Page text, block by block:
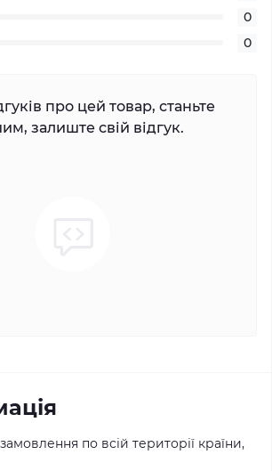
0
0
про цей товар, станьте
залиште свій відгук.
по всій території країни,